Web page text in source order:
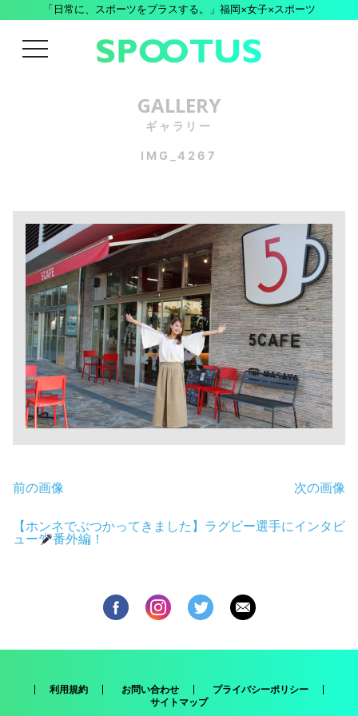
「日常に、スポーツをプラスする。」福岡×女子×スポーツ
menu
GALLERY
ギャラリー
IMG_4267
前の画像 次の画像
【ホンネでぶつかってきました】ラグビー選手にインタビ
ュー
番外編！
利用規約 お問い合わせ
プライバシーポリシー
サイトマップ